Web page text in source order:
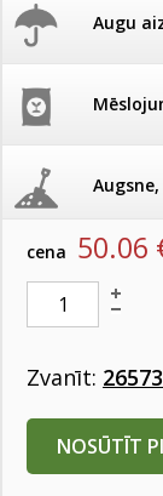
Augu
Podi un
Pašlasīšanas
26.05. Vebinārs
gliemežus
Ūdens
smidzinājumu
Pievienojies
Tomātu sēklu
Produkti »
Trose
artikuls: 54295209
cena 50.06
Zvanīt:
NOSŪTĪT